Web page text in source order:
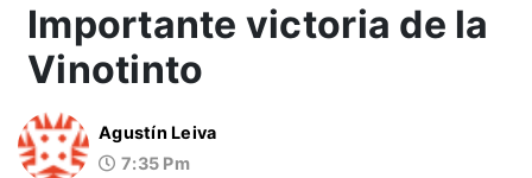
Importante victoria de la
Vinotinto
Agustín Leiva
7:35 Pm